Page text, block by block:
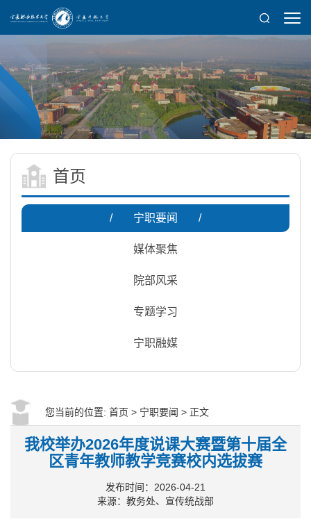
首页
/ 宁职要闻 /
媒体聚焦
院部风采
专题学习
宁职融媒
您当前的位置: 首页 > 宁职要闻 > 正文
我校举办2026年度说课大赛暨第十届全
区青年教师教学竞赛校内选拔赛
发布时间：2026-04-21
来源：教务处、宣传统战部